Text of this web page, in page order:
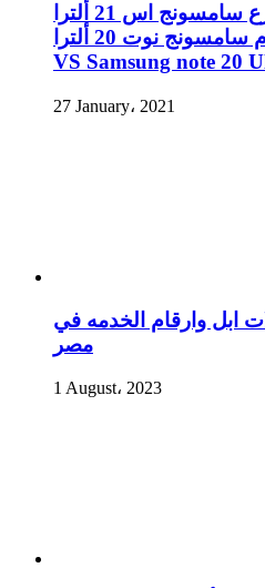
إختبار سرعة : أيهما أسرع سامسونج اس 21 ألترا
أم سامسونج نوت 20 ألترا – Samsung S21 Ultra
VS Samsung note 20
27 January، 2021
ابل وارقام الخدمه في
مصر
1 August، 2023